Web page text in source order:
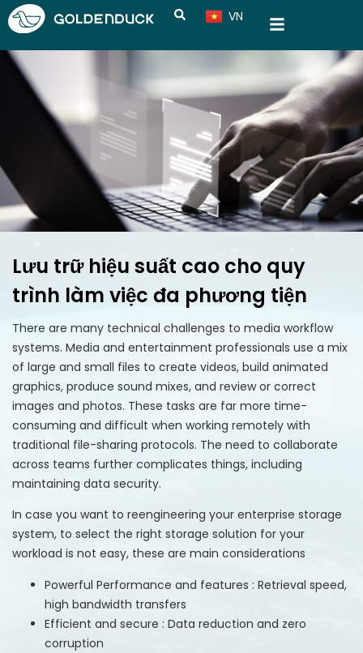
VN
CN
Lưu trữ hiệu suất cao cho quy
trình làm việc đa phương tiện
There are many technical challenges to media workflow
systems. Media and entertainment professionals use a mix
of large and small files to create videos, build animated
graphics, produce sound mixes, and review or correct
images and photos. These tasks are far more time-
consuming and difficult when working remotely with
traditional file-sharing protocols. The need to collaborate
across teams further complicates things, including
maintaining data security.
In case you want to reengineering your enterprise storage
system, to select the right storage solution for your
workload is not easy, these are main considerations
Powerful Performance and features : Retrieval speed,
high bandwidth transfers
Efficient and secure : Data reduction and zero
corruption